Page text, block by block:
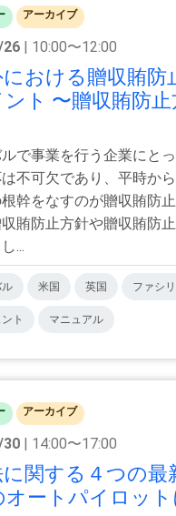
アーカイブ
26 | 10:00〜12:00
における贈収賄防
ト 〜贈収賄防止
で事業を行う企業にと
不可欠であり、平時か
幹をなすのが贈収賄防
賄防止方針や贈収賄防
...
ル 米国 英国 ファシ
ト マニュアル
アーカイブ
30 | 14:00〜17:00
に関する４つの
オートパイロット